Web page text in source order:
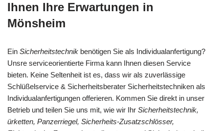
Ihnen Ihre Erwartungen in
Mönsheim
Ein Sicherheitstechnik benötigen Sie als Individualanfertigung?
Unsre serviceorientierte Firma kann Ihnen diesen Service
bieten. Keine Seltenheit ist es, dass wir als zuverlässige
Schlüßelservice & Sicherheitsberater Sicherheitstechniken als
Individualanfertigungen offerieren. Kommen Sie direkt in unser
Betrieb und teilen Sie uns mit, wie wir Ihr Sicherheitstechnik,
ürketten, Panzerriegel, Sicherheits-Zusatzschlösser,